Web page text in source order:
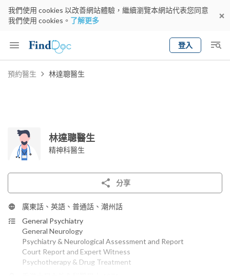
我們使用 cookies 以改善網站體驗，繼續瀏覽本網站代表您同意
我們使用 cookies。 了解更多
登入
Keyword
預約醫生 林達聰醫生
林達聰醫生
精神科醫生
分享
廣東話、英語、普通話、潮州話
General Psychiatry
General Neurology
Psychiatry & Neurological Assessment and Report
Court Report and Expert Witness
Psychotherapy & Drug Treatment